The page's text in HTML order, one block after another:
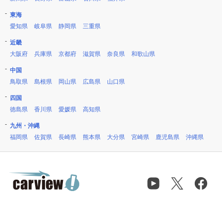
東海
愛知県
岐阜県 静岡県 三重県
近畿
大阪府
兵庫県 京都府 滋賀県 奈良県 和歌山県
中国
鳥取県
島根県 岡山県 広島県 山口県
四国
徳島県
香川県 愛媛県 高知県
九州・沖縄
福岡県
佐賀県 長崎県 熊本県 大分県 宮崎県 鹿児島県 沖縄県